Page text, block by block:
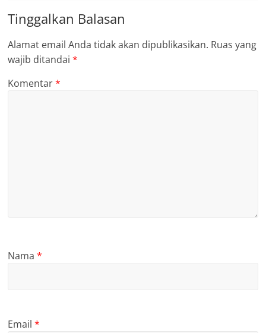
Tinggalkan Balasan
Alamat email Anda tidak akan dipublikasikan. Ruas yang
wajib ditandai*
Komentar*
Nama*
Email*